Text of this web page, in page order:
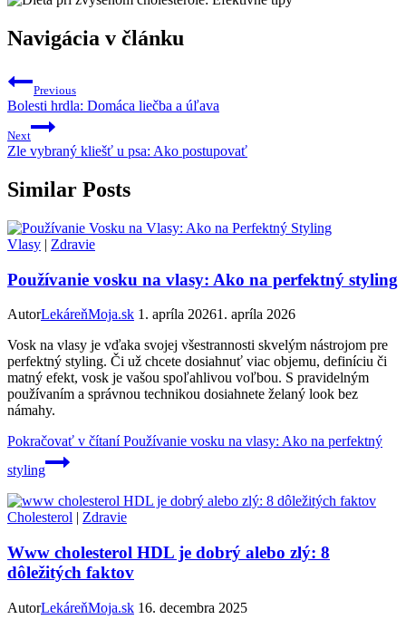
Navigácia v článku
Previous
Bolesti hrdla: Domáca liečba a úľava
Next
Zle vybraný kliešť u psa: Ako postupovať
Similar Posts
Vlasy | Zdravie
Používanie vosku na vlasy: Ako na perfektný styling
AutorLekáreňMoja.sk 1. apríla 20261. apríla 2026
Vosk na vlasy je vďaka svojej všestrannosti skvelým nástrojom pre
perfektný styling. Či už chcete dosiahnuť viac objemu, definíciu či
matný efekt, vosk je vašou spoľahlivou voľbou. S pravidelným
používaním a správnou technikou dosiahnete želaný look bez
námahy.
Pokračovať v čítaníPoužívanie vosku na vlasy: Ako na perfektný
styling
Cholesterol | Zdravie
Www cholesterol HDL je dobrý alebo zlý: 8
dôležitých faktov
AutorLekáreňMoja.sk 16. decembra 2025